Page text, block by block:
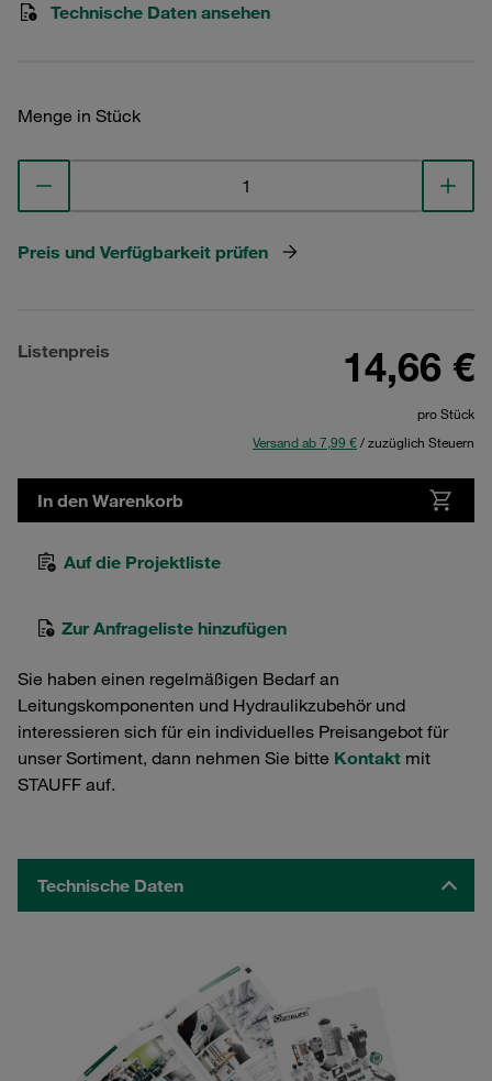
Technische Daten ansehen
Menge in Stück
Preis und Verfügbarkeit prüfen
Listenpreis 14,66 €
pro Stück
Versand ab 7,99 €/ zuzüglich Steuern
In den Warenkorb
Auf die Projektliste
Zur Anfrageliste hinzufügen
Sie haben einen regelmäßigen Bedarf an
Leitungskomponenten und Hydraulikzubehör und
interessieren sich für ein individuelles Preisangebot für
unser Sortiment, dann nehmen Sie bitte Kontakt mit
STAUFF auf.
Technische Daten